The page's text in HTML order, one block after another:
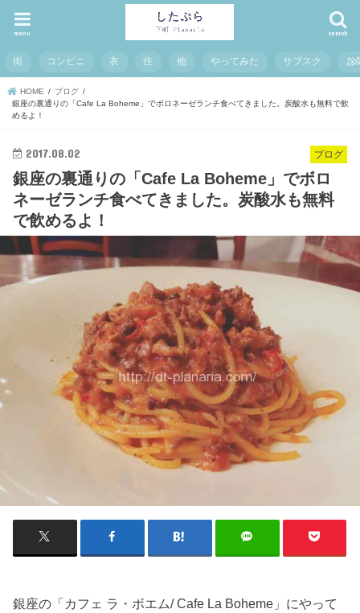
search
menu
街 コンビニ 衣 住 他 やってみた サブスク お
HOME
ブログ
銀座の裏通りの「Cafe La Boheme」でボロネーゼランチ食べてきました。炭酸水も無料で飲
めるよ！
ブログ
2017.08.02
銀座の裏通りの「Cafe La Boheme」でボロ
ネーゼランチ食べてきました。炭酸水も無料
で飲めるよ！
銀座の「カフェ ラ・ボエム/ Cafe La Boheme」にやって